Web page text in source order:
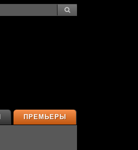
ПРЕМЬЕРЫ